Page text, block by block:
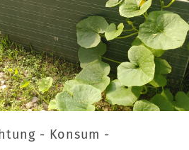
- Konsum -